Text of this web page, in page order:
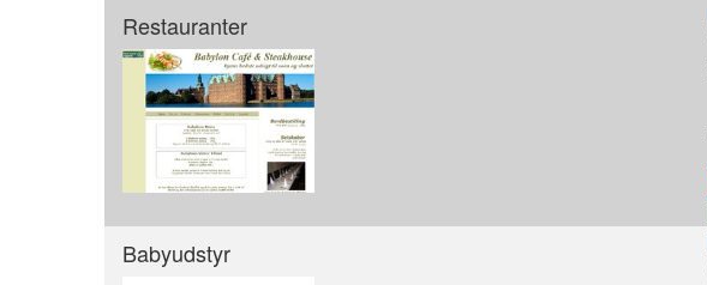
Restauranter
Babyudstyr